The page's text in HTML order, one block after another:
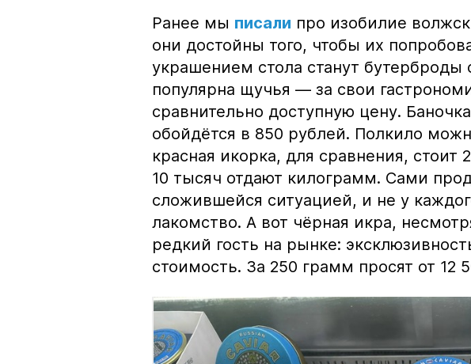
Ранее мы писали про изобилие
они достойны того, чтобы их
украшением стола станут бутерброды
популярна щучья — за свои
сравнительно доступную цену.
обойдётся в 850 рублей. Полкило
красная икорка, для сравнения, стоит
10 тысяч отдают килограмм. Сами
сложившейся ситуацией, и не у
лакомство. А вот чёрная икра,
редкий гость на рынке:
стоимость. За 250 грамм просят от 12